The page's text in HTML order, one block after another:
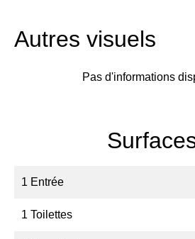
Autres visuels
Pas d'informations
1 Entrée
1 Toilettes